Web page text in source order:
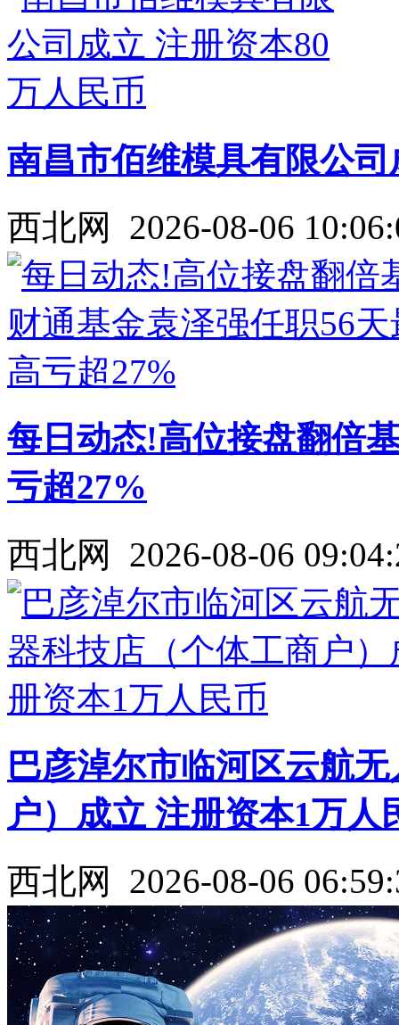
南昌市佰维模具有限公
西北网 2026-08-06
每日动态!高位接盘翻倍
亏超27%
西北网 2026-08-06
巴彦淖尔市临河区云航
户）成立 注册资本1万人
西北网 2026-08-06